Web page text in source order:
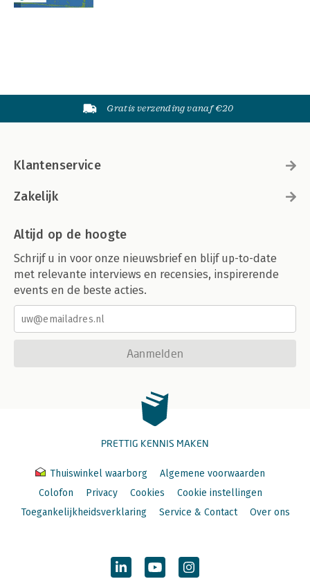
Gratis verzending vanaf €20
Klantenservice
Zakelijk
Altijd op de hoogte
Schrijf u in voor onze nieuwsbrief en blijf up-to-date
met relevante interviews en recensies, inspirerende
events en de beste acties.
Aanmelden
PRETTIG KENNIS MAKEN
Thuiswinkel waarborg
Algemene voorwaarden
Colofon
Privacy Cookies
Cookie instellingen
Toegankelijkheidsverklaring
Service & Contact Over ons